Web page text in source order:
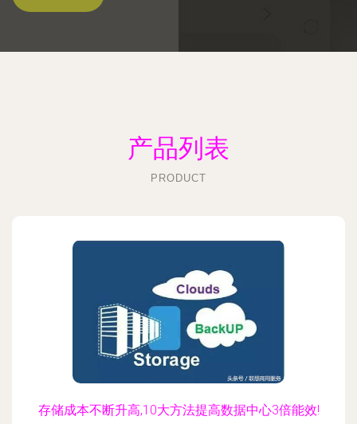
产品列表
PRODUCT
存储成本不断升高,10大方法提高数据中心3倍能效!